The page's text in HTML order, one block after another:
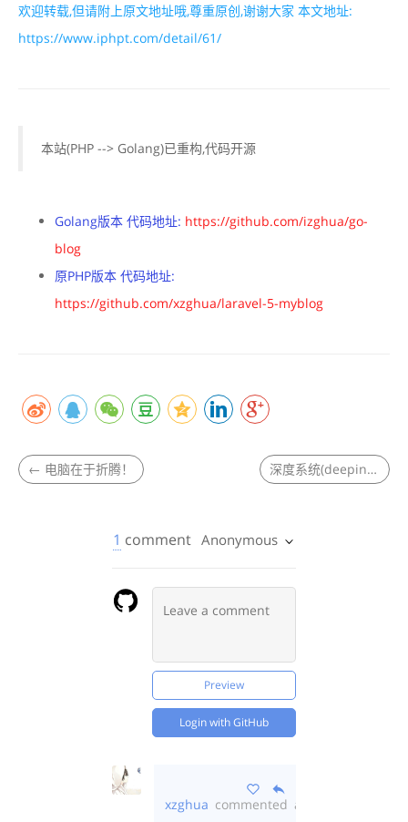
欢迎转载,但请附上原文地址哦,尊重原创,谢谢大家 本文地址:
https://www.iphpt.com/detail/61/
本站(PHP --> Golang)已重构,代码开源
Golang版本 代码地址: https://github.com/izghua/go-
blog
原PHP版本 代码地址:
https://github.com/xzghua/laravel-5-myblog
← 电脑在于折腾！ 深度系统(deepin) 初体験 -- 二(php程序猿来试)
1 comment Anonymous
Preview
Login with GitHub
xzghua commented about